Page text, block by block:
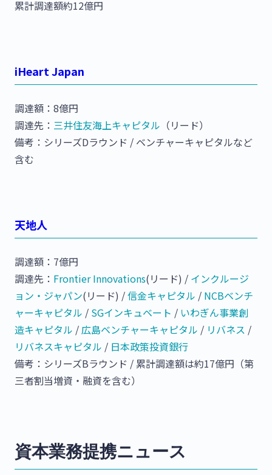
累計調達額約12億円
iHeart Japan
調達額：8億円
調達先： 三井住友海上キャピタル （リード）
備考：シリーズDラウンド / ベンチャーキャピタルなど
含む
天地人
調達額：7億円
調達先： Frontier Innovations(リード) / インクルージ
ョン・ジャパン(リード) /信金キャピタル / NCBベンチ
ャーキャピタル / SGインキュベート / いわぎん事業創
造キャピタル /広島ベンチャーキャピタル / リバネス /
リバネスキャピタル / 日本政策投資銀行
備考：シリーズBラウンド / 累計調達額は約17億円（第
三者割当増資・融資を含む）
資本業務提携ニュース